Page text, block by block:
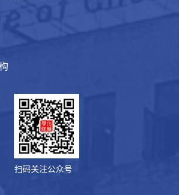
扫码关注公众号